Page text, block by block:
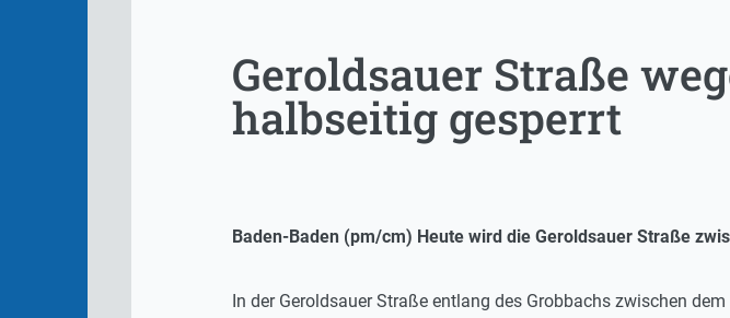
Geroldsauer Straße
halbseitig gesperrt
Baden-Baden (pm/cm) Heute wird die Geroldsauer Straße
In der Geroldsauer Straße entlang des Grobbachs zwischen